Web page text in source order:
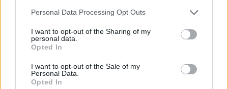
Please note that this website/app uses one or more Google
not limited to your visit or usage behaviour. You may click to
grant or deny consent to Google and its third-party tags to
use your data for below specified purposes in below Google
consent section.
Personal Data Processing Opt Outs
I want to opt-out of the Sharing of my
personal data.
Opted In
I want to opt-out of the Sale of my
Personal Data.
Opted In